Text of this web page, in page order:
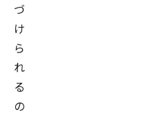
づ
け
ら
れ
る
の